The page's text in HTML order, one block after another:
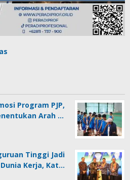
Program PJP,
Arah …
Tinggi Jadi
Kerja, Kat…